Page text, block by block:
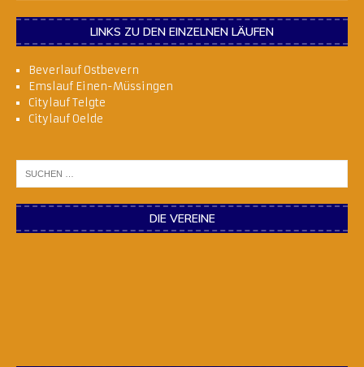
LINKS ZU DEN EINZELNEN LÄUFEN
Beverlauf Ostbevern
Emslauf Einen-Müssingen
Citylauf Telgte
Citylauf Oelde
DIE VEREINE